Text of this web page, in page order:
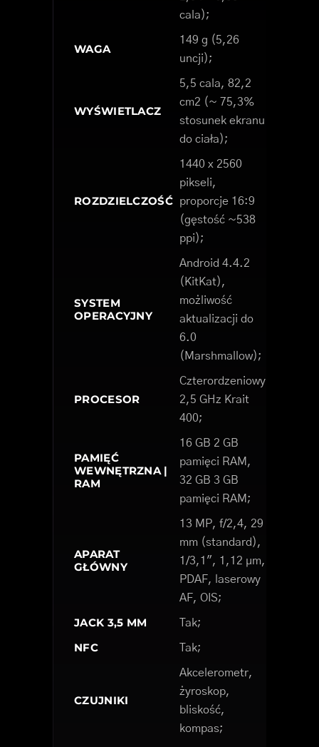
cala);
WAGA
149 g (5,26
uncji);
WYŚWIETLACZ
5,5 cala, 82,2
cm2 (~ 75,3%
stosunek ekranu
do ciała);
ROZDZIELCZOŚĆ
1440 x 2560
pikseli,
proporcje 16:9
(gęstość ~538
ppi);
SYSTEM
OPERACYJNY
Android 4.4.2
(KitKat),
możliwość
aktualizacji do
6.0
(Marshmallow);
PROCESOR
Czterordzeniowy
2,5 GHz Krait
400;
PAMIĘĆ
WEWNĘTRZNA |
RAM
16 GB 2 GB
pamięci RAM,
32 GB 3 GB
pamięci RAM;
APARAT
GŁÓWNY
13 MP, f/2,4, 29
mm (standard),
1/3,1", 1,12 µm,
PDAF, laserowy
AF, OIS;
JACK 3,5 MM Tak;
NFC Tak;
CZUJNIKI
Akcelerometr,
żyroskop,
bliskość,
kompas;